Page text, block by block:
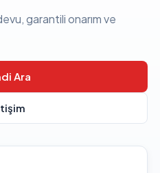
garantili onarım ve
Ara